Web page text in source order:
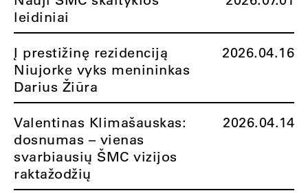
leidiniai
Į prestižinę rezidenciją
Niujorke vyks menininkas
Darius Žiūra
2026.04.16
Valentinas Klimašauskas:
dosnumas – vienas
svarbiausių ŠMC vizijos
raktažodžių
2026.04.14